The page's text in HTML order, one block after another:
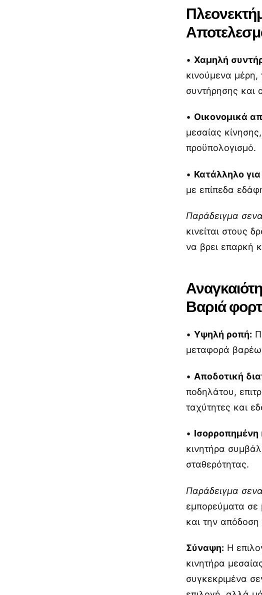
•Χαμηλή
κινούμενα
συντήρησης και
• Οικονομικά
μεσαίας
προϋπολογισμό.
• Κατάλληλο
με επίπεδα
Παράδειγμα
κινείται στους
να βρει επαρκή
Βαριά
•Υψηλή ροπή:
μεταφορά
• Αποδοτική
ποδηλάτου,
ταχύτητες και
•
κινητήρα
σταθερότητας.
Παράδειγμα
εμπορεύματα σε
και την απόδοση
Σύναψη: Η
κινητήρα
συγκεκριμένα